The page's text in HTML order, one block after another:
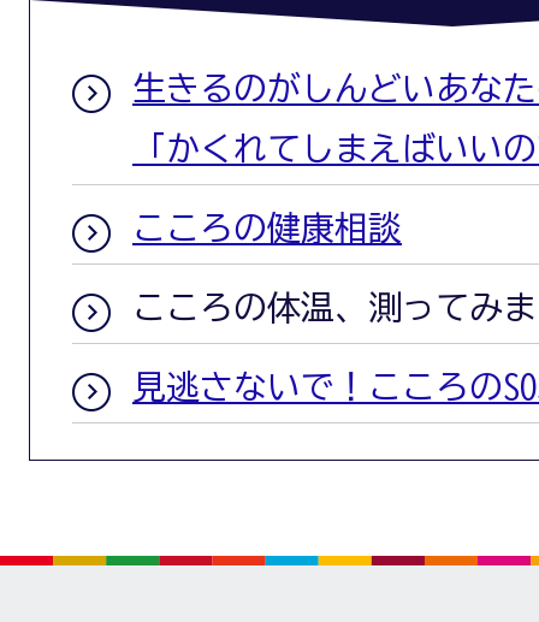
生きるのがしんどいあな
「かくれてしまえばいい
こころの健康相談
こころの体温、測ってみ
見逃さないで！こころの